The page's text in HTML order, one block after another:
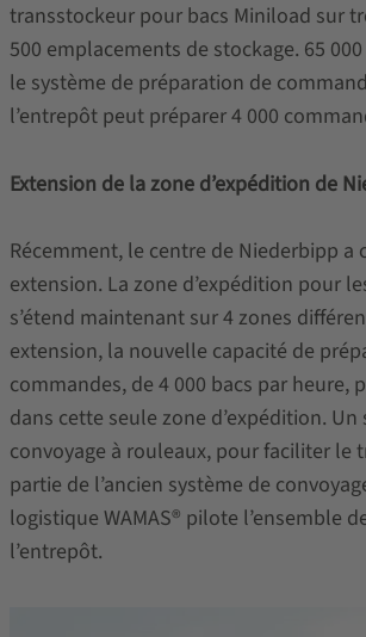
transstockeur pour bacs Miniload sur
500 emplacements de stockage. 65
le système de préparation de
l’entrepôt peut préparer 4 000
Extension de la zone d’expédition de
Récemment, le centre de Niederbipp a
extension. La zone d’expédition pour
s’étend maintenant sur 4 zones
extension, la nouvelle capacité de
commandes, de 4 000 bacs par heure,
dans cette seule zone d’expédition. Un
convoyage à rouleaux, pour faciliter le
partie de l’ancien système de
logistique WAMAS® pilote l’ensemble
l’entrepôt.